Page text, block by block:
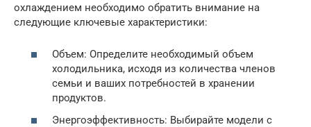
охлаждением необходимо обратить внимание на
следующие ключевые характеристики:
Объем: Определите необходимый объем
холодильника, исходя из количества членов
семьи и ваших потребностей в хранении
продуктов.
Энергоэффективность: Выбирайте модели с